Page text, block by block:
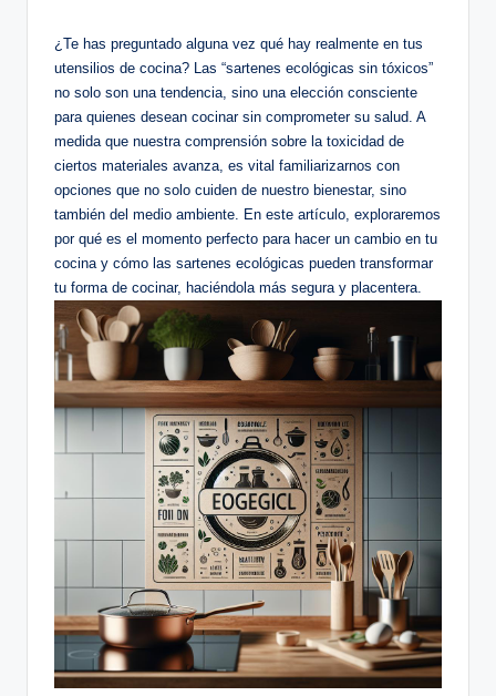
¿Te has preguntado alguna vez qué hay realmente en tus
utensilios de cocina? Las “sartenes ecológicas sin tóxicos”
no solo son una tendencia, sino una elección consciente
para quienes desean cocinar sin comprometer su salud. A
medida que nuestra comprensión sobre la toxicidad de
ciertos materiales avanza, es vital familiarizarnos con
opciones que no solo cuiden de nuestro bienestar, sino
también del medio ambiente. En este artículo, exploraremos
por qué es el momento perfecto para hacer un cambio en tu
cocina y cómo las sartenes ecológicas pueden transformar
tu forma de cocinar, haciéndola más segura y placentera.